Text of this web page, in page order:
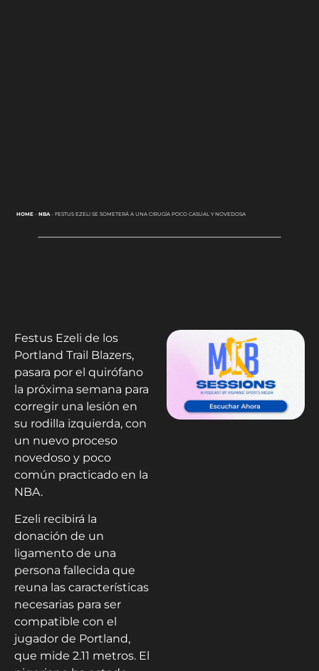
HOME- NBA- FESTUS EZELI SE SOMETERÁ A UNA CIRUGÍA POCO CASUAL Y NOVEDOSA
Festus Ezeli de los
Portland Trail Blazers,
pasara por el quirófano
la próxima semana para
corregir una lesión en
su rodilla izquierda, con
un nuevo proceso
novedoso y poco
común practicado en la
NBA.
Ezeli recibirá la
donación de un
ligamento de una
persona fallecida que
reuna las características
necesarias para ser
compatible con el
jugador de Portland,
que mide 2.11 metros. El